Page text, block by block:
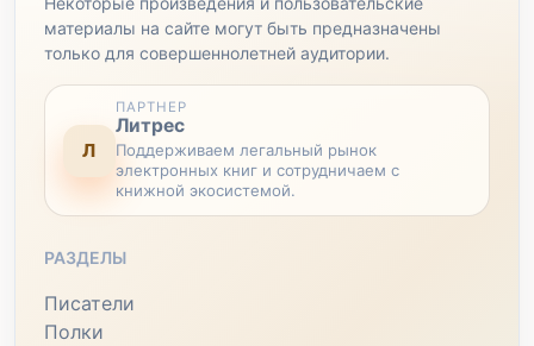
материалы на сайте могут быть предназначены
только для совершеннолетней аудитории.
Л
ПАРТНЕР
Литрес
Поддерживаем легальный рынок
электронных книг и сотрудничаем с
книжной экосистемой.
РАЗДЕЛЫ
Писатели
Полки